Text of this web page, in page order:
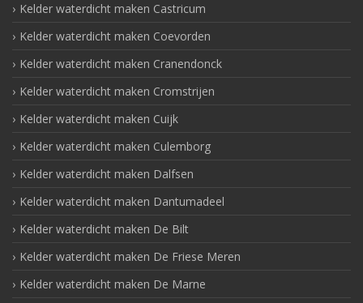
Kelder waterdicht maken Castricum
Kelder waterdicht maken Coevorden
Kelder waterdicht maken Cranendonck
Kelder waterdicht maken Cromstrijen
Kelder waterdicht maken Cuijk
Kelder waterdicht maken Culemborg
Kelder waterdicht maken Dalfsen
Kelder waterdicht maken Dantumadeel
Kelder waterdicht maken De Bilt
Kelder waterdicht maken De Friese Meren
Kelder waterdicht maken De Marne